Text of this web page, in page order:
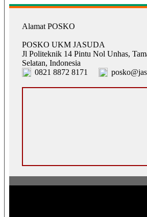
Alamat POSKO
POSKO UKM JASUDA
Jl Politeknik 14 Pintu Nol Unhas,
Selatan, Indonesia
0821 8872 8171